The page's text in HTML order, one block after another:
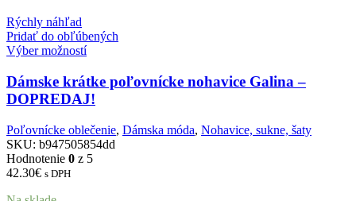
Rýchly náhľad
Pridať do obľúbených
Výber možností
Dámske krátke poľovnícke nohavice Galina –
DOPREDAJ!
Poľovnícke oblečenie, Dámska móda, Nohavice, sukne, šaty
SKU: b947505854dd
Hodnotenie 0 z 5
42.30€ s DPH